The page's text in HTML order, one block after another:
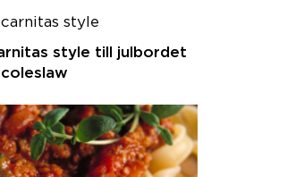
style till julbordet